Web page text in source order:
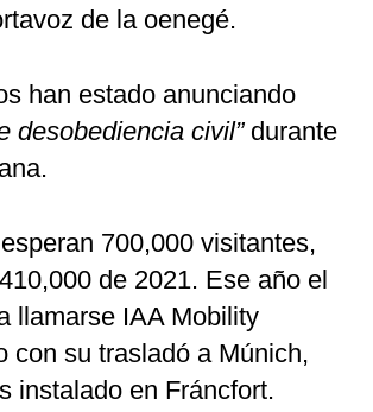
de la oenegé.
han estado anunciando
desobediencia civil”durante
700,000 visitantes,
de 2021. Ese año el
llamarse IAA Mobility
con su trasladó a Múnich,
instalado en Fráncfort.